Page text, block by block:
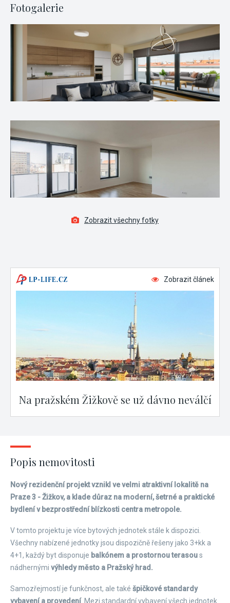
Fotogalerie
Zobrazit všechny fotky
Zobrazit článek
Na pražském Žižkově se už dávno neválčí
Popis nemovitosti
Nový rezidenční projekt vznikl ve velmi atraktivní lokalitě na
Praze 3 - Žižkov, a klade důraz na moderní, šetrné a praktické
bydlení v bezprostřední blízkosti centra metropole.
V tomto projektu je více bytových jednotek stále k dispozici.
Všechny nabízené jednotky jsou dispozičně řešeny jako 3+kk a
4+1, každý byt disponuje balkónem a prostornou terasous
nádhernými výhledy město a Pražský hrad.
Samozřejmostí je funkčnost, ale také špičkové standardy
vybavení a provedení. Mezi standardní vybavení všech jednotek